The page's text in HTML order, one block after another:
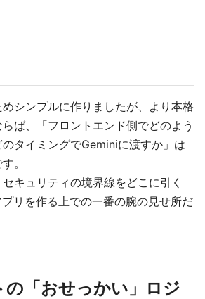
シンプルに作りましたが、より本格
ば、「フロントエンド側でどのよう
タイミングでGeminiに渡すか」は
。
キュリティの境界線をどこに引く
リを作る上での一番の腕の見せ所だ
の「おせっかい」ロジ